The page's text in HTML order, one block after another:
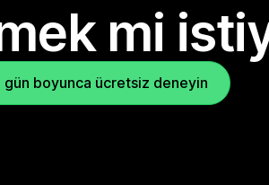
mi
gün boyunca ücretsiz deneyin